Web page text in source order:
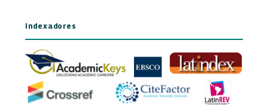
Indexadores